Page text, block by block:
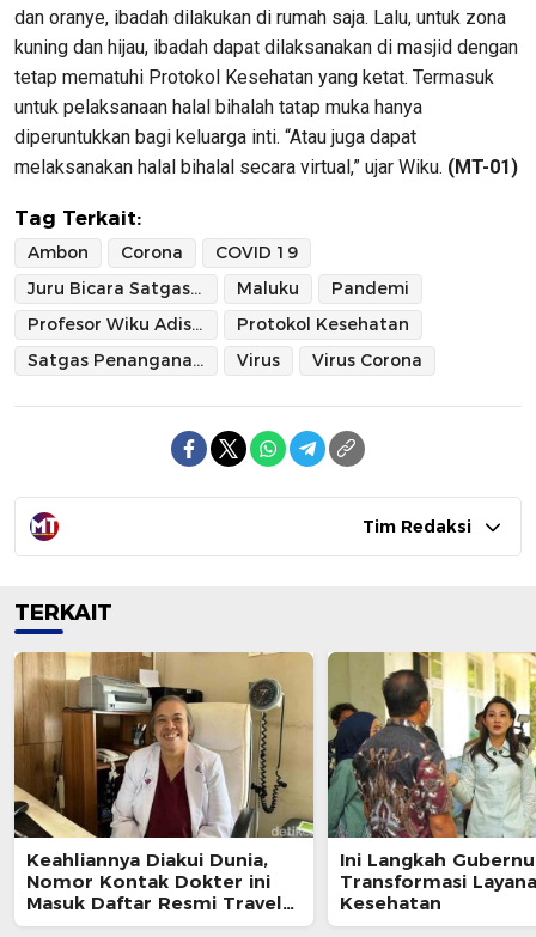
dan oranye, ibadah dilakukan di rumah saja. Lalu, untuk zona
kuning dan hijau, ibadah dapat dilaksanakan di masjid dengan
tetap mematuhi Protokol Kesehatan yang ketat. Termasuk
untuk pelaksanaan halal bihalah tatap muka hanya
diperuntukkan bagi keluarga inti. “Atau juga dapat
melaksanakan halal bihalal secara virtual,” ujar Wiku. (MT-01)
Tag Terkait:
Ambon Corona
COVID 19
Juru Bicara Satgas Penanganan Covid-19
Maluku
Pandemi
Profesor Wiku Adisasmito
Protokol Kesehatan
Satgas Penanganan Covid-19
Virus Virus Corona
Tim Redaksi
TERKAIT
Keahliannya Diakui Dunia,
Nomor Kontak Dokter ini
Masuk Daftar Resmi Travel
Agent Eropa
Ini Langkah
Transformasi
Kesehatan